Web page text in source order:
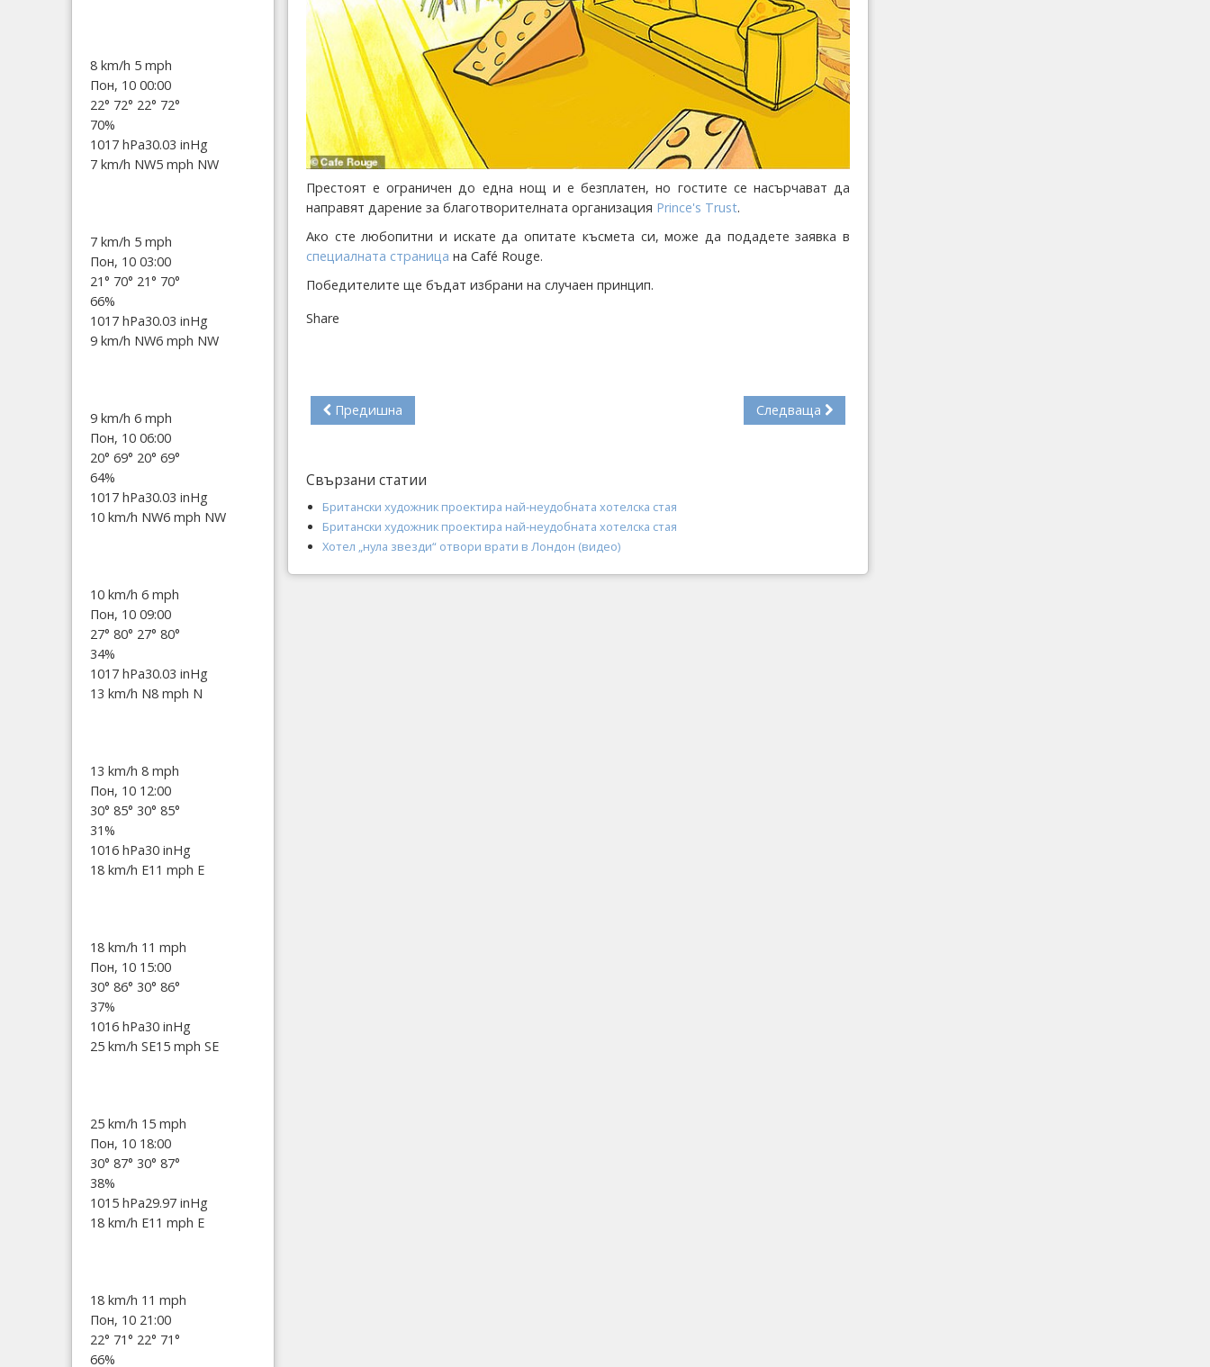
Престоят е ограничен до една нощ и е безплатен, но гостите се насърчават да
направят дарение за благотворителната организация Prince's Trust.
Ако сте любопитни и искате да опитате късмета си, може да подадете заявка в
специалната страница на Café Rouge.
Победителите ще бъдат избрани на случаен принцип.
Share
Предишна Следваща
Свързани статии
Британски художник проектира най-неудобната хотелска стая
Британски художник проектира най-неудобната хотелска стая
Хотел „нула звезди“ отвори врати в Лондон (видео)
8 km/h 5 mph
Пон, 10 00:00
22° 72° 22° 72°
70%
1017 hPa30.03 inHg
7 km/h NW5 mph NW
7 km/h 5 mph
Пон, 10 03:00
21° 70° 21° 70°
66%
1017 hPa30.03 inHg
9 km/h NW6 mph NW
9 km/h 6 mph
Пон, 10 06:00
20° 69° 20° 69°
64%
1017 hPa30.03 inHg
10 km/h NW6 mph NW
10 km/h 6 mph
Пон, 10 09:00
27° 80° 27° 80°
34%
1017 hPa30.03 inHg
13 km/h N8 mph N
13 km/h 8 mph
Пон, 10 12:00
30° 85° 30° 85°
31%
1016 hPa30 inHg
18 km/h E11 mph E
18 km/h 11 mph
Пон, 10 15:00
30° 86° 30° 86°
37%
1016 hPa30 inHg
25 km/h SE15 mph SE
25 km/h 15 mph
Пон, 10 18:00
30° 87° 30° 87°
38%
1015 hPa29.97 inHg
18 km/h E11 mph E
18 km/h 11 mph
Пон, 10 21:00
22° 71° 22° 71°
66%